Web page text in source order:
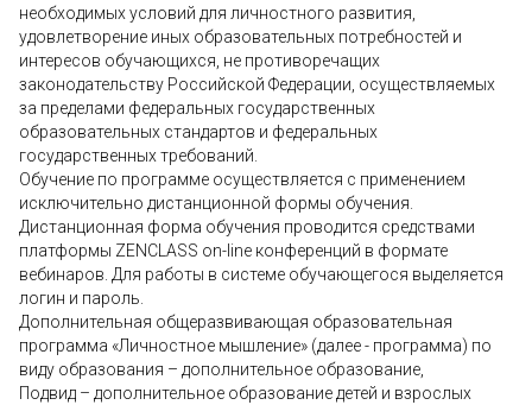
необходимых условий для личностного развития,
удовлетворение иных образовательных потребностей и
интересов обучающихся, не противоречащих
законодательству Российской Федерации, осуществляемых
за пределами федеральных государственных
образовательных стандартов и федеральных
государственных требований.
Обучение по программе осуществляется с применением
исключительно дистанционной формы обучения.
Дистанционная форма обучения проводится средствами
платформы ZENCLASS on-line конференций в формате
вебинаров. Для работы в системе обучающегося выделяется
логин и пароль.
Дополнительная общеразвивающая образовательная
программа «Личностное мышление» (далее - программа) по
виду образования – дополнительное образование,
Подвид – дополнительное образование детей и взрослых